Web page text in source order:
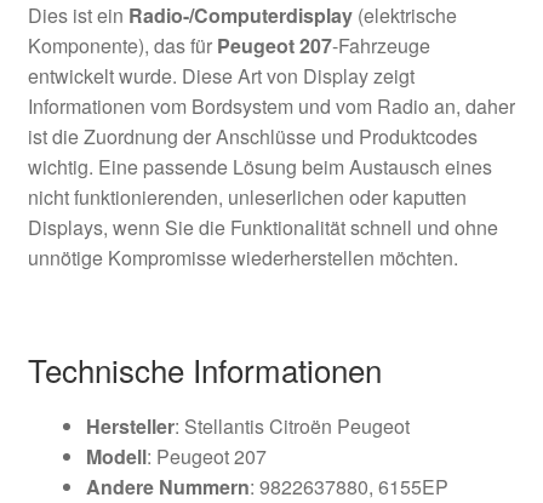
Dies ist ein Radio-/Computerdisplay(elektrische
Komponente), das für Peugeot 207-Fahrzeuge
entwickelt wurde. Diese Art von Display zeigt
Informationen vom Bordsystem und vom Radio an, daher
ist die Zuordnung der Anschlüsse und Produktcodes
wichtig. Eine passende Lösung beim Austausch eines
nicht funktionierenden, unleserlichen oder kaputten
Displays, wenn Sie die Funktionalität schnell und ohne
unnötige Kompromisse wiederherstellen möchten.
Technische Informationen
Hersteller: Stellantis Citroën Peugeot
Modell: Peugeot 207
Andere Nummern: 9822637880, 6155EP